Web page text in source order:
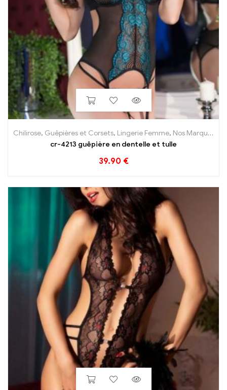
Chilirose, Guêpières et Corsets, Lingerie Femme, Nos Marques
cr-4213 guêpière en dentelle et tulle
39.90 €